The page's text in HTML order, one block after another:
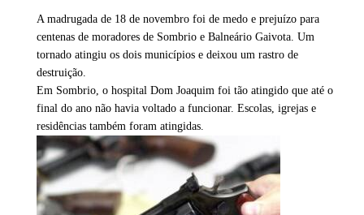
A madrugada de 18 de novembro foi de medo e prejuízo para
centenas de moradores de Sombrio e Balneário Gaivota. Um
tornado atingiu os dois municípios e deixou um rastro de
destruição.
Em Sombrio, o hospital Dom Joaquim foi tão atingido que até o
final do ano não havia voltado a funcionar. Escolas, igrejas e
residências também foram atingidas.